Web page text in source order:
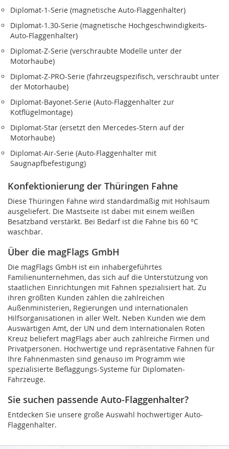
Diplomat‑1-Serie (magnetische Auto-Flaggenhalter)
Diplomat‑1.30-Serie (magnetische Hochgeschwindigkeits-
Auto-Flaggenhalter)
Diplomat‑Z-Serie (verschraubte Modelle unter der
Motorhaube)
Diplomat‑Z‑PRO-Serie (fahrzeugspezifisch, verschraubt unter
der Motorhaube)
Diplomat‑Bayonet-Serie (Auto-Flaggenhalter zur
Kotflügelmontage)
Diplomat‑Star (ersetzt den Mercedes-Stern auf der
Motorhaube)
Diplomat‑Air-Serie (Auto-Flaggenhalter mit
Saugnapfbefestigung)
Konfektionierung der Thüringen Fahne
Diese Thüringen Fahne wird standardmäßig mit Hohlsaum
ausgeliefert. Die Mastseite ist dabei mit einem weißen
Besatzband verstärkt. Bei Bedarf ist die Fahne bis 60 °C
waschbar.
Über die magFlags GmbH
Die magFlags GmbH ist ein inhabergeführtes
Familienunternehmen, das sich auf die Unterstützung von
staatlichen Einrichtungen mit Fahnen spezialisiert hat. Zu
ihren größten Kunden zählen die zahlreichen
Außenministerien, Regierungen und internationalen
Hilfsorganisationen in aller Welt. Neben Kunden wie dem
Auswärtigen Amt, der UN und dem Internationalen Roten
Kreuz beliefert magFlags aber auch zahlreiche Firmen und
Privatpersonen. Hochwertige und repräsentative Fahnen für
Ihre Fahnenmasten sind genauso im Programm wie
spezialisierte Beflaggungs-Systeme für Diplomaten-
Fahrzeuge.
Sie suchen passende Auto-Flaggenhalter?
Entdecken Sie unsere große Auswahl hochwertiger Auto-
Flaggenhalter.